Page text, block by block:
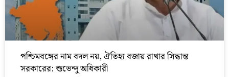
পশ্চিমবঙ্গের নাম বদল নয়, ঐতিহ্য বজায় রাখার সিদ্ধান্ত
সরকারের: শুভেন্দু অধিকারী